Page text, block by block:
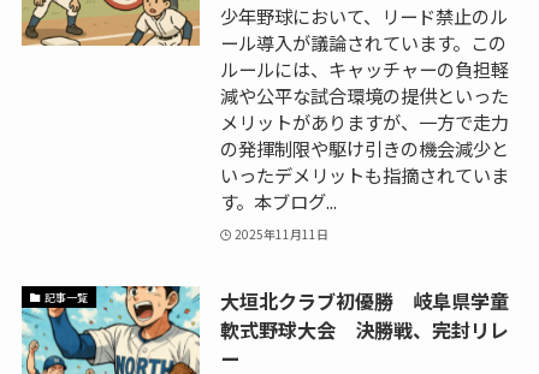
少年野球において、リード禁止のル
ール導入が議論されています。この
ルールには、キャッチャーの負担軽
減や公平な試合環境の提供といった
メリットがありますが、一方で走力
の発揮制限や駆け引きの機会減少と
いったデメリットも指摘されていま
す。本ブログ...
2025年11月11日
記事一覧
大垣北クラブ初優勝 岐阜県学童
軟式野球大会 決勝戦、完封リレ
ー